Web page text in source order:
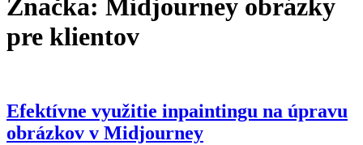
Značka: Midjourney obrázky
pre klientov
Efektívne využitie inpaintingu na úpravu
obrázkov v Midjourney